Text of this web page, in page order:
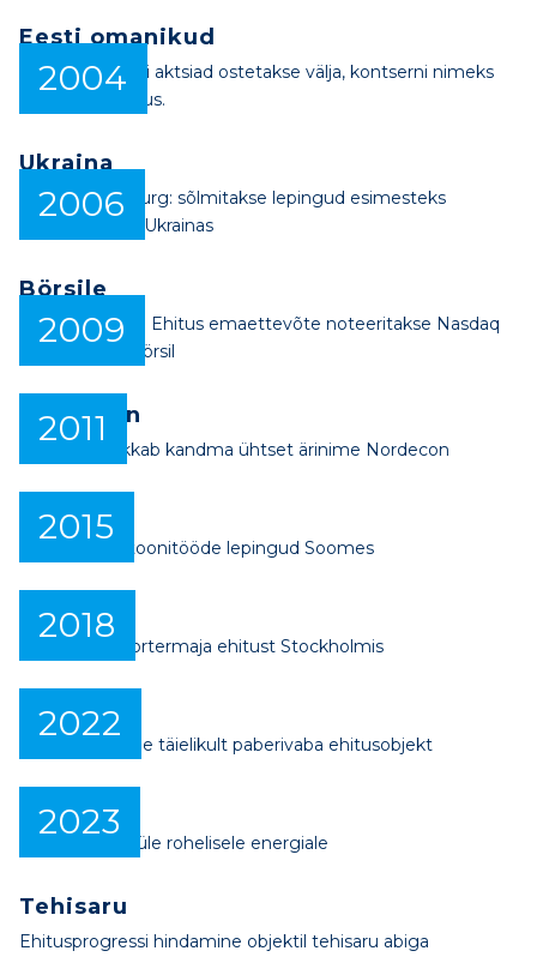
Eesti omanikud
Soome partneri aktsiad ostetakse välja, kontserni nimeks
saab Eesti Ehitus.
2004
Ukraina
Esimene välisturg: sõlmitakse lepingud esimesteks
ehitustöödeks Ukrainas
2006
Börsile
Kontserni Eesti Ehitus emaettevõte noteeritakse Nasdaq
OMX Tallinna börsil
2009
Nordecon
Kontsern hakkab kandma ühtset ärinime Nordecon
2011
Soome
Esimesed betoonitööde lepingud Soomes
2015
Rootsi
Alustatakse kortermaja ehitust Stockholmis
2018
Digi
Valmib esimene täielikult paberivaba ehitusobjekt
2022
Rohe
Kontsern läks üle rohelisele energiale
2023
Tehisaru
Ehitusprogressi hindamine objektil tehisaru abiga